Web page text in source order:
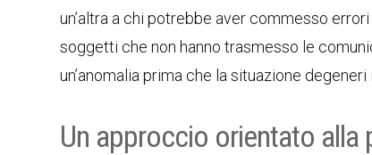
un’altra a chi potrebbe aver commesso
soggetti che non hanno trasmesso le
un’anomalia prima che la situazione
Un approccio orientato alla